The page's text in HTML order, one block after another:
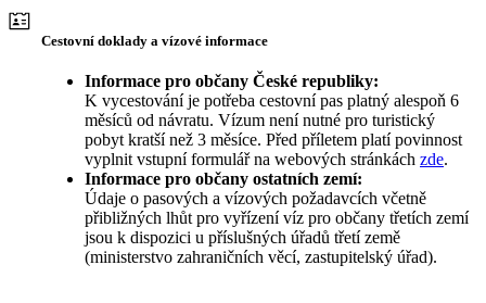
Cestovní doklady a vízové informace
Informace pro občany České republiky:
K vycestování je potřeba cestovní pas platný alespoň 6
měsíců od návratu. Vízum není nutné pro turistický
pobyt kratší než 3 měsíce. Před příletem platí povinnost
vyplnit vstupní formulář na webových stránkách zde.
Informace pro občany ostatních zemí:
Údaje o pasových a vízových požadavcích včetně
přibližných lhůt pro vyřízení víz pro občany třetích zemí
jsou k dispozici u příslušných úřadů třetí země
(ministerstvo zahraničních věcí, zastupitelský úřad).